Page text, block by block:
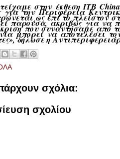
στην έκθεση ITB C
για την Περιφέρεια
ως επί το πλείστον
παρούσα, ακριβώς για να
που συναντήσαμε από
μπορεί να αποτελέσει
, δήλωσε η
σχόλια:
σχολίου